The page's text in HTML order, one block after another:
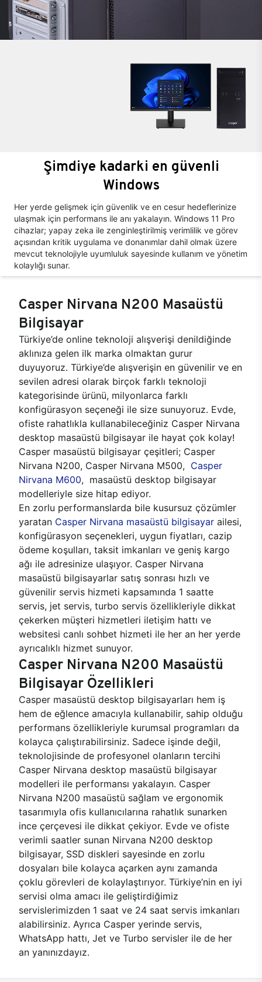
Şimdiye kadarki en güvenli
Windows
Her yerde gelişmek için güvenlik ve en cesur hedeflerinize
ulaşmak için performans ile anı yakalayın. Windows 11 Pro
cihazlar; yapay zeka ile zenginleştirilmiş verimlilik ve görev
açısından kritik uygulama ve donanımlar dahil olmak üzere
mevcut teknolojiyle uyumluluk sayesinde kullanım ve yönetim
kolaylığı sunar.
Casper Nirvana N200 Masaüstü
Bilgisayar
Türkiye’de online teknoloji alışverişi denildiğinde
aklınıza gelen ilk marka olmaktan gurur
duyuyoruz. Türkiye’de alışverişin en güvenilir ve en
sevilen adresi olarak birçok farklı teknoloji
kategorisinde ürünü, milyonlarca farklı
konfigürasyon seçeneği ile size sunuyoruz. Evde,
ofiste rahatlıkla kullanabileceğiniz Casper Nirvana
desktop masaüstü bilgisayar ile hayat çok kolay!
Casper masaüstü bilgisayar çeşitleri; Casper
Nirvana N200, Casper Nirvana M500, Casper
Nirvana M600, masaüstü desktop bilgisayar
modelleriyle size hitap ediyor.
En zorlu performanslarda bile kusursuz çözümler
yaratan Casper Nirvana masaüstü bilgisayar ailesi,
konfigürasyon seçenekleri, uygun fiyatları, cazip
ödeme koşulları, taksit imkanları ve geniş kargo
ağı ile adresinize ulaşıyor. Casper Nirvana
masaüstü bilgisayarlar satış sonrası hızlı ve
güvenilir servis hizmeti kapsamında 1 saatte
servis, jet servis, turbo servis özellikleriyle dikkat
çekerken müşteri hizmetleri iletişim hattı ve
websitesi canlı sohbet hizmeti ile her an her yerde
ayrıcalıklı hizmet sunuyor.
Casper Nirvana N200 Masaüstü
Bilgisayar Özellikleri
Casper masaüstü desktop bilgisayarları hem iş
hem de eğlence amacıyla kullanabilir, sahip olduğu
performans özellikleriyle kurumsal programları da
kolayca çalıştırabilirsiniz. Sadece işinde değil,
teknolojisinde de profesyonel olanların tercihi
Casper Nirvana desktop masaüstü bilgisayar
modelleri ile performansı yakalayın. Casper
Nirvana N200 masaüstü sağlam ve ergonomik
tasarımıyla ofis kullanıcılarına rahatlık sunarken
ince çerçevesi ile dikkat çekiyor. Evde ve ofiste
verimli saatler sunan Nirvana N200 desktop
bilgisayar, SSD diskleri sayesinde en zorlu
dosyaları bile kolayca açarken aynı zamanda
çoklu görevleri de kolaylaştırıyor. Türkiye’nin en iyi
servisi olma amacı ile geliştirdiğimiz
servislerimizden 1 saat ve 24 saat servis imkanları
alabilirsiniz. Ayrıca Casper yerinde servis,
WhatsApp hattı, Jet ve Turbo servisler ile de her
an yanınızdayız.